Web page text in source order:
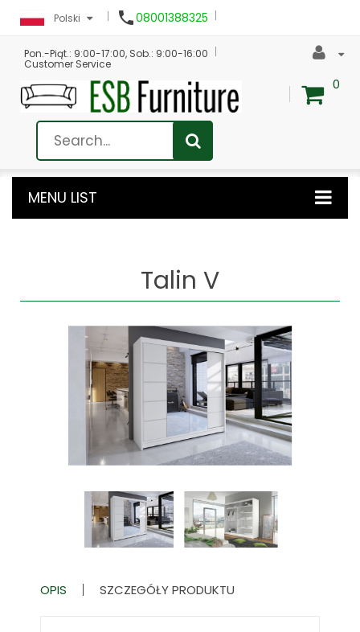
Polski 08001388325
Pon.-Piąt.: 9:00-17:00, Sob.: 9:00-16:00
Customer Service
0
MENU LIST
Talin V
OPIS SZCZEGÓŁY PRODUKTU